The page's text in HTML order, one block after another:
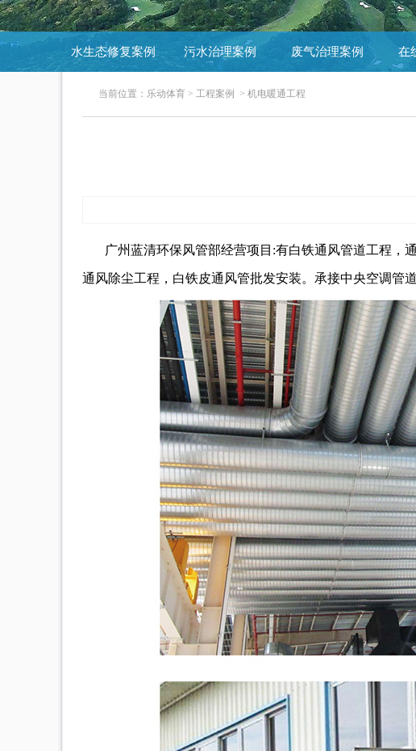
水生态修复案例 污水治理案例 废气治理案例 在
当前位置： 乐动体育 > 工程案例 > 机电暖通工程
广州蓝清环保风管部经营项目:有白铁通风管道工程，
通风除尘工程，白铁皮通风管批发安装。承接中央空调管